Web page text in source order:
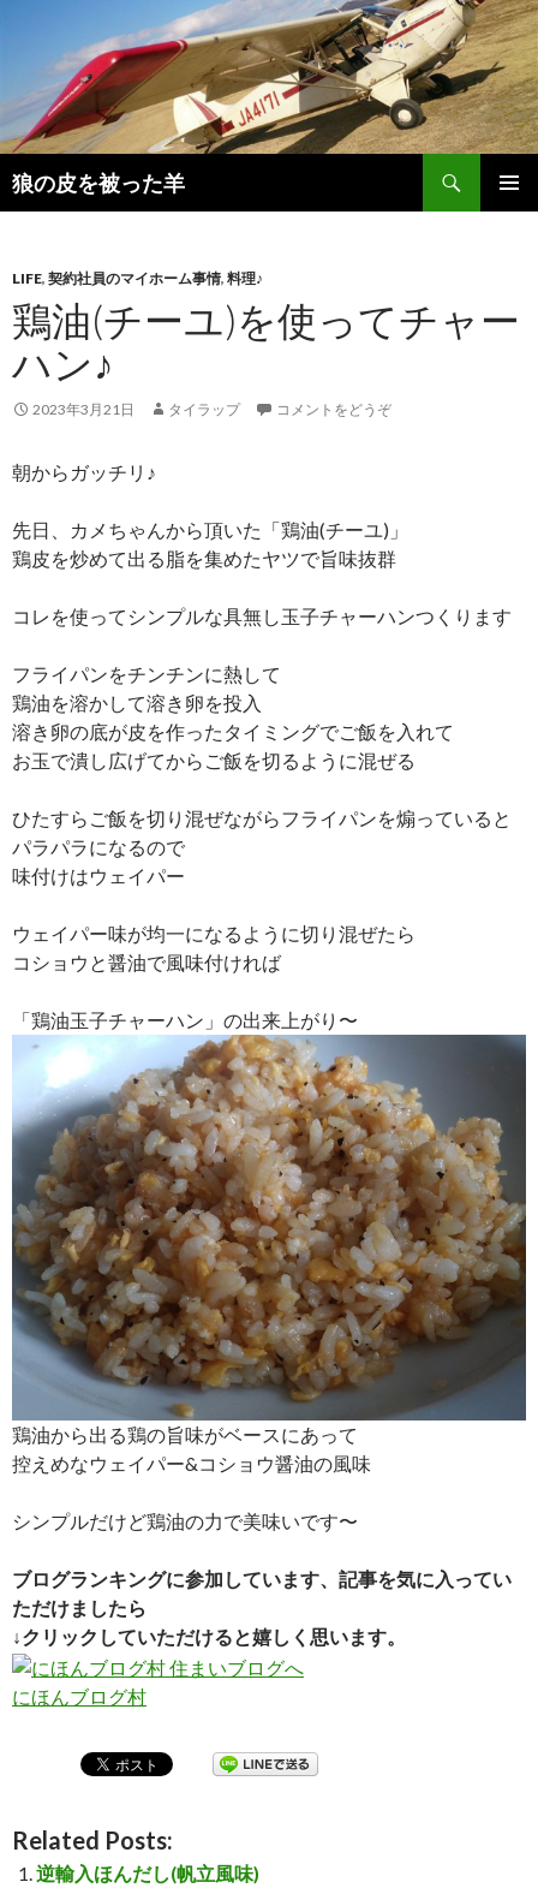
狼の皮を被った羊
検
索
ン
ツ
へ
移
動
LIFE, 契約社員のマイホーム事情, 料理♪
鶏油(チーユ)を使ってチャー
ハン♪
2023年3月21日 タイラップ コメントをどうぞ
朝からガッチリ♪
先日、カメちゃんから頂いた「鶏油(チーユ)」
鶏皮を炒めて出る脂を集めたヤツで旨味抜群
コレを使ってシンプルな具無し玉子チャーハンつくります
フライパンをチンチンに熱して
鶏油を溶かして溶き卵を投入
溶き卵の底が皮を作ったタイミングでご飯を入れて
お玉で潰し広げてからご飯を切るように混ぜる
ひたすらご飯を切り混ぜながらフライパンを煽っていると
パラパラになるので
味付けはウェイパー
ウェイパー味が均一になるように切り混ぜたら
コショウと醤油で風味付ければ
「鶏油玉子チャーハン」の出来上がり〜
鶏油から出る鶏の旨味がベースにあって
控えめなウェイパー&コショウ醤油の風味
シンプルだけど鶏油の力で美味いです〜
ブログランキングに参加しています、記事を気に入ってい
ただけましたら
↓クリックしていただけると嬉しく思います。
にほんブログ村
Related Posts:
逆輸入ほんだし(帆立風味)